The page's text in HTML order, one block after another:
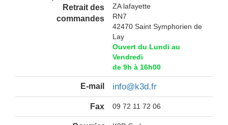
Retrait des
commandes
ZA lafayette
RN7
42470 Saint Symphorien de
Lay
Ouvert du Lundi au
Vendredi
de 9h à 16h00
E-mail info@k3d.fr
Fax 09 72 11 72 06